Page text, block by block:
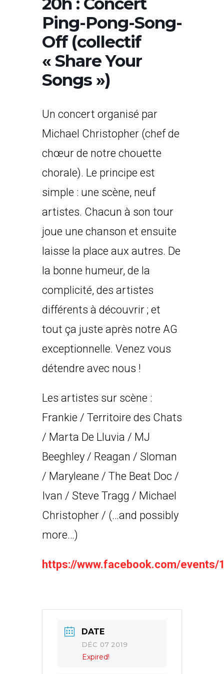
Ping-Pong-Song-
Off (collectif
« Share Your
Songs »)
Un concert organisé par
Michael Christopher (chef de
chœur de notre chouette
chorale). Le principe est
simple : une scène, neuf
artistes. Chacun à son tour
joue une chanson et ensuite
laisse la place aux autres. De
la bonne humeur, de la
complicité, des artistes
différents à découvrir ; et
tout ça juste après notre AG
exceptionnelle. Venez vous
détendre avec nous !
Les artistes sur scène :
Frankie / Territoire des Chats
/ Marta De Lluvia / MJ
Beeghley / Reagan / Sloman
/ Maryleane / The Beat Doc /
Ivan / Steve Tragg / Michael
Christopher / (…and possibly
more…)
https://www.facebook.com/
DATE
DÉC 07 2019
Expired!